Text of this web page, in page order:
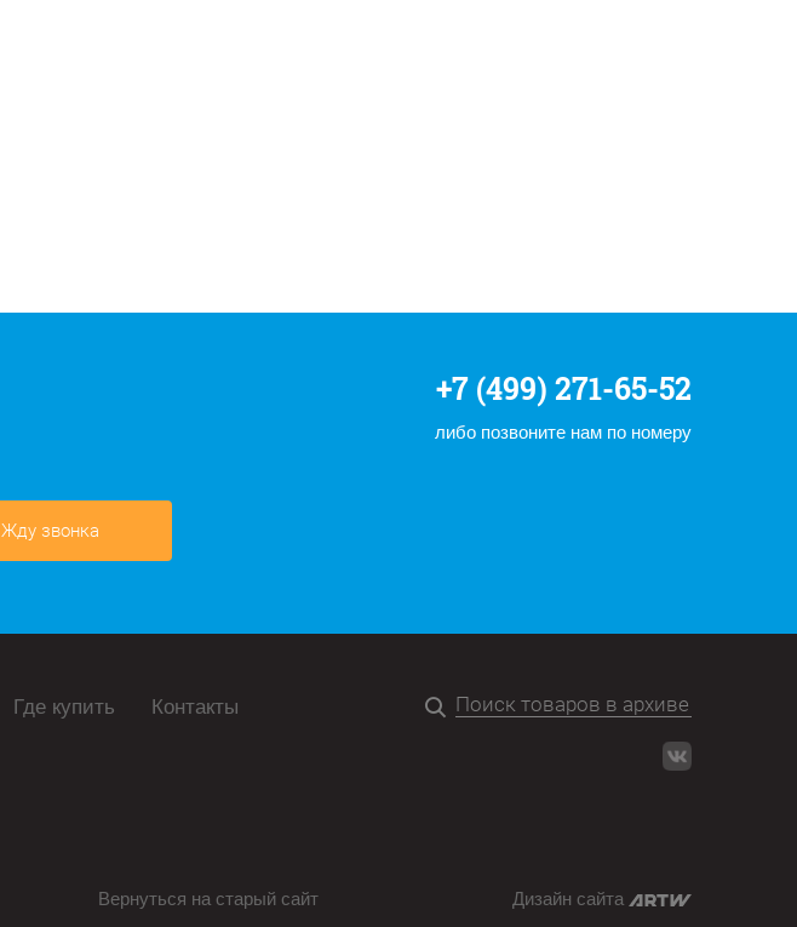
+7 (499) 271-65-52
либо позвоните нам по номеру
Жду звонка
Где купить Контакты
Вернуться на старый сайт Дизайн сайта